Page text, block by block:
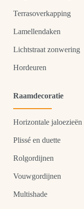
Terrasoverkapping
Lamellendaken
Lichtstraat zonwering
Hordeuren
Raamdecoratie
Horizontale jaloezieën
Plissé en duette
Rolgordijnen
Vouwgordijnen
Multishade